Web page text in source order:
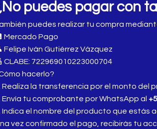
puedes pagar con
puedes realizar tu compra
Mercado Pago
Felipe Iván Gutiérrez Vázquez
CLABE: 722969010223000704
hacerlo?
Realiza la transferencia por el monto del
Envía tu comprobante por WhatsApp al
Indica el nombre del producto que estás
vez confirmado el pago, recibirás tu